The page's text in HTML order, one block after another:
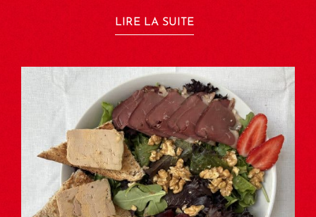
LIRE LA SUITE